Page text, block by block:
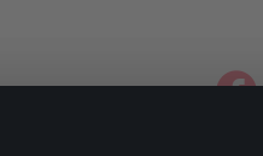
facebook